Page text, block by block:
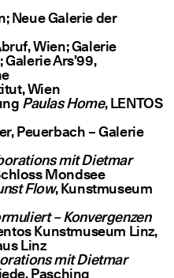
Neue Galerie der
Wien; Galerie
Ars’99,
Wien
Paulas Home, LENTOS
Peuerbach – Galerie
mit Dietmar
Mondsee
Flow, Kunstmuseum
– Konvergenzen
Kunstmuseum Linz,
Linz
mit Dietmar
Pasching